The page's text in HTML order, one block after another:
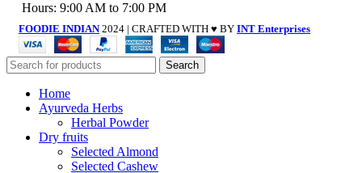
Hours: 9:00 AM to 7:00 PM
FOODIE INDIAN 2024 | CRAFTED WITH ♥ BY INT Enterprises
Search
Home
Ayurveda Herbs
Herbal Powder
Dry fruits
Selected Almond
Selected Cashew